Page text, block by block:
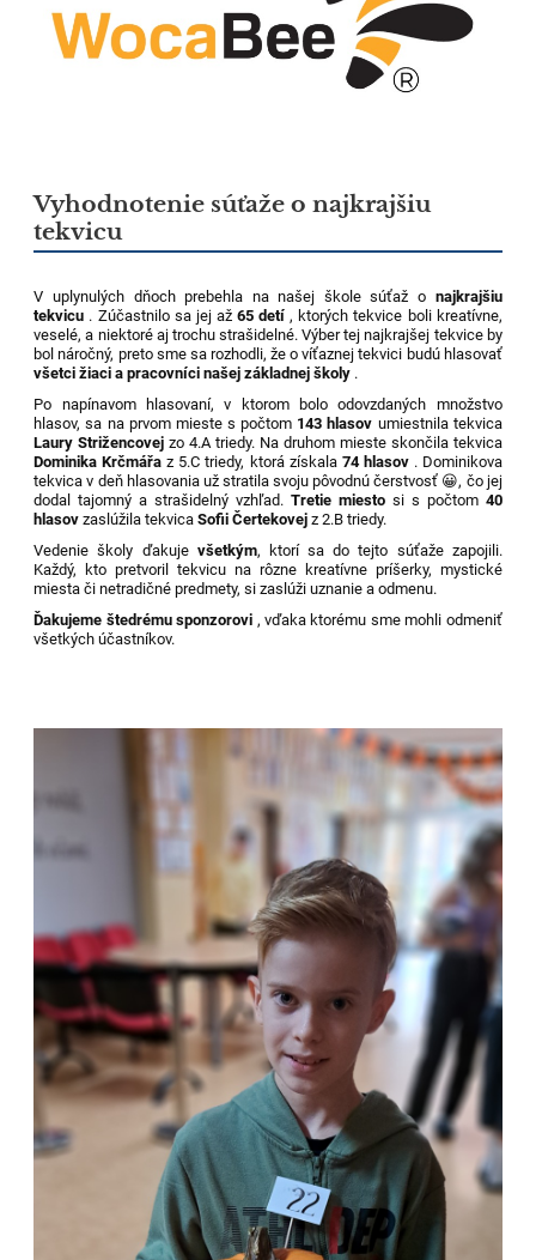
Vyhodnotenie súťaže o najkrajšiu
tekvicu
V uplynulých dňoch prebehla na našej škole súťaž o najkrajšiu
tekvicu . Zúčastnilo sa jej až 65 detí , ktorých tekvice boli kreatívne,
veselé, a niektoré aj trochu strašidelné. Výber tej najkrajšej tekvice by
bol náročný, preto sme sa rozhodli, že o víťaznej tekvici budú hlasovať
všetci žiaci a pracovníci našej základnej školy .
Po napínavom hlasovaní, v ktorom bolo odovzdaných množstvo
hlasov, sa na prvom mieste s počtom 143 hlasov umiestnila tekvica
Laury Strižencovej zo 4.A triedy. Na druhom mieste skončila tekvica
Dominika Krčmářa z 5.C triedy, ktorá získala 74 hlasov. Dominikova
tekvica v deň hlasovania už stratila svoju pôvodnú čerstvosť 😀, čo jej
dodal tajomný a strašidelný vzhľad. Tretie miestosi s počtom 40
hlasov zaslúžila tekvicaSofii Čertekovej z 2.B triedy.
Vedenie školy ďakuje všetkým, ktorí sa do tejto súťaže zapojili.
Každý, kto pretvoril tekvicu na rôzne kreatívne príšerky, mystické
miesta či netradičné predmety, si zaslúži uznanie a odmenu.
Ďakujeme štedrému sponzorovi , vďaka ktorému sme mohli odmeniť
všetkých účastníkov.